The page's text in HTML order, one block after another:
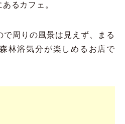
るカフェ。
で周りの風景は見えず、まる
林浴気分が楽しめるお店で